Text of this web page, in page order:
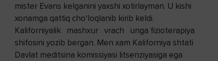
mister Evans kelganini yaxshi xotirlayman. U kishi
xonamga qattiq cho‘loqlanib kirib keldi.
Kaliforniyalik mashxur vrach unga fizioterapiya
shifosini yozib bergan. Men xam Kaliforniya shtati
Davlat meditsina komissiyasi litsenziyasiga ega